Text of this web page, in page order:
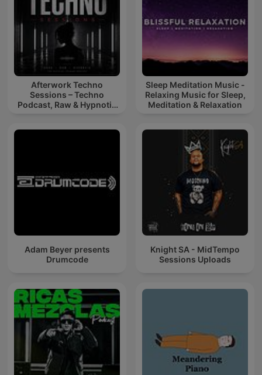
Afterwork Techno
Sessions – Techno
Podcast, Raw & Hypnotic
Sleep Meditation Music -
Relaxing Music for Sleep,
Meditation & Relaxation
Adam Beyer presents
Drumcode
Knight SA - MidTempo
Sessions Uploads